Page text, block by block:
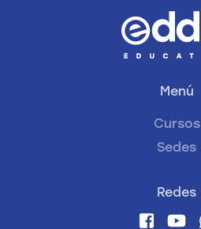
Menú
Cursos
Sedes
Redes